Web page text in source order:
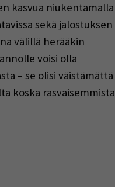
kasvua niukentamalla
sekä jalostuksen
välillä herääkin
voisi olla
– se olisi väistämättä
koska rasvaisemmista